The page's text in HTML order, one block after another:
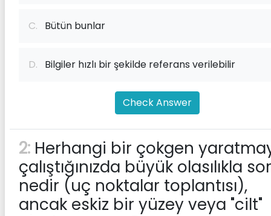
C. Bütün bunlar
D. Bilgiler hızlı bir şekilde referans verilebilir
Check Answer
2: Herhangi bir çokgen
çalıştığınızda büyük olasılıkla
nedir (uç noktalar toplantısı),
ancak eskiz bir yüzey veya "cilt"